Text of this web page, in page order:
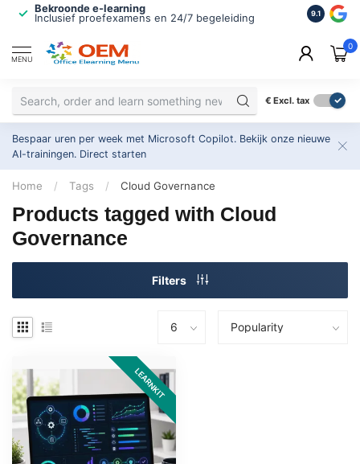
Bekroonde e-learning
Inclusief proefexamens en 24/7 begeleiding
ISO
2.500+
9.1
MENU
0
€ Excl. tax
Bespaar uren per week met Microsoft Copilot. Bekijk onze nieuwe
AI-trainingen. Direct starten
Home / Tags / Cloud Governance
Products tagged with Cloud
Governance
Filters
LEARNKIT